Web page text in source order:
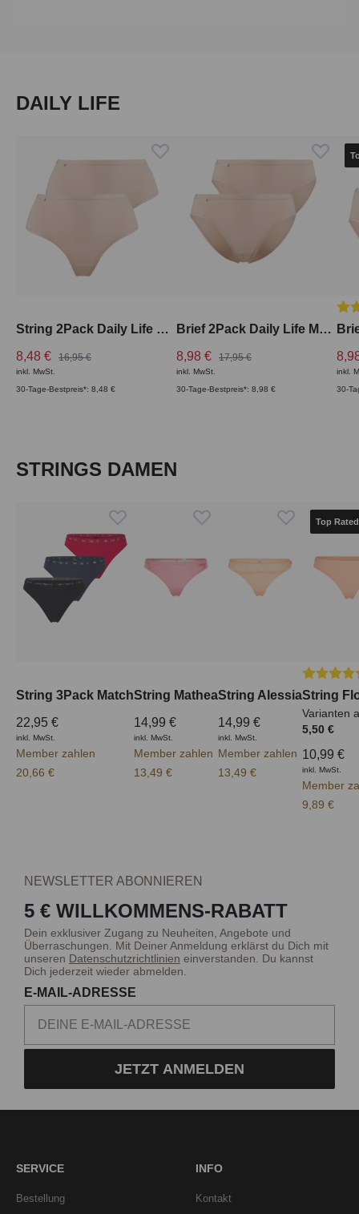
Produktgalerie überspringen
DAILY LIFE
String 2Pack Daily Life High Rise
8,48 €
16,95 €
inkl. MwSt.
30-Tage-Bestpreis*: 8,48 €
Brief 2Pack Daily Life Medium Rise
8,98 €
17,95 €
inkl. MwSt.
30-Tage-Bestpreis*: 8,98 €
inkl.
30-
Produktgalerie überspringen
STRINGS DAMEN
String 3Pack Match
22,95 €
inkl. MwSt.
Member zahlen
20,66 €
String Mathea
14,99 €
inkl. MwSt.
Member zahlen
13,49 €
String Alessia
14,99 €
inkl. MwSt.
Member zahlen
13,49 €
Top Rated
String
Varianten
5,50 €
10,99 €
inkl. MwSt.
Member
9,89 €
NEWSLETTER ABONNIEREN
5 € WILLKOMMENS-RABATT
Dein exklusiver Zugang zu Neuheiten, Angebote und
Überraschungen. Mit Deiner Anmeldung erklärst du Dich mit
unseren Datenschutzrichtlinien einverstanden. Du kannst
Dich jederzeit wieder abmelden.
E-MAIL-ADRESSE
JETZT ANMELDEN
SERVICE
Bestellung
INFO
Kontakt